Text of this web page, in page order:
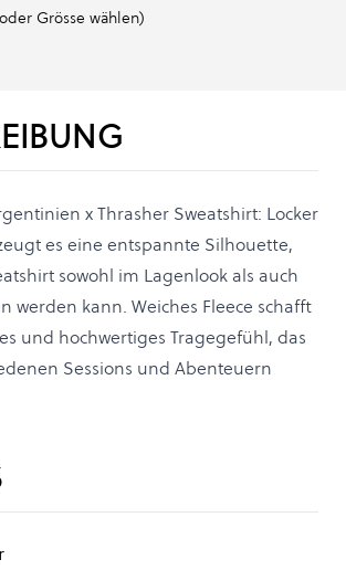
Grösse wählen)
x Thrasher Sweatshirt: Locker
es eine entspannte Silhouette,
sowohl im Lagenlook als auch
werden kann. Weiches Fleece schafft
und hochwertiges Tragegefühl, das
Sessions und Abenteuern